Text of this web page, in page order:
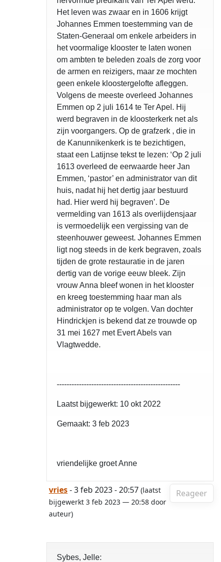
Het leven was zwaar en in 1606 krijgt
Johannes Emmen toestemming van de
Staten-Generaal om enkele arbeiders in
het voormalige klooster te laten wonen
om ambten te beleden zoals de zorg voor
de armen en reizigers, maar ze mochten
geen enkele kloostergelofte afleggen.
Volgens de meeste overleed Johannes
Emmen op 2 juli 1614 te Ter Apel. Hij
werd begraven in de kloosterkerk net als
zijn voorgangers. Op de grafzerk , die in
de Kanunnikenkerk is te bezichtigen,
staat een Latijnse tekst te lezen: ‘Op 2 juli
1613 overleed de eerwaarde heer Jan
Emmen, ‘pastor’ en administrator van dit
huis, nadat hij het dertig jaar bestuurd
had. Hier werd hij begraven’. De
vermelding van 1613 als overlijdensjaar
is vermoedelijk een vergissing van de
steenhouwer geweest. Johannes Emmen
ligt nog steeds in de kerk begraven, zoals
tijden de grote restauratie in de jaren
dertig van de vorige eeuw bleek. Zijn
vrouw Anna bleef wonen in het klooster
en kreeg toestemming haar man als
administrator op te volgen. Van dochter
Hindrickjen is bekend dat ze trouwde op
31 mei 1627 met Evert Abels van
Vlagtwedde.
--------------------------------------------------
Laatst bijgewerkt: 10 okt 2022
Gemaakt: 3 feb 2023
vriendelijke groet Anne
Reageer
vries- 3 feb 2023 - 20:57 (laatst
bijgewerkt 3 feb 2023 — 20:58 door
auteur)
Sybes, Jelle: